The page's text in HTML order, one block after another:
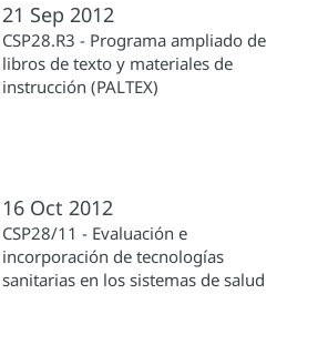
21 Sep 2012
CSP28.R3 - Programa ampliado de
libros de texto y materiales de
instrucción (PALTEX)
16 Oct 2012
CSP28/11 - Evaluación e
incorporación de tecnologías
sanitarias en los sistemas de salud